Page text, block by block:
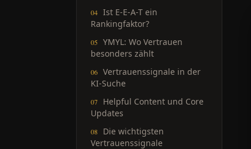
Ist E-E-A-T ein
Rankingfaktor?
YMYL: Wo Vertrauen
besonders zählt
Vertrauenssignale in der
KI-Suche
Helpful Content und Core
Updates
Die wichtigsten
Vertrauenssignale